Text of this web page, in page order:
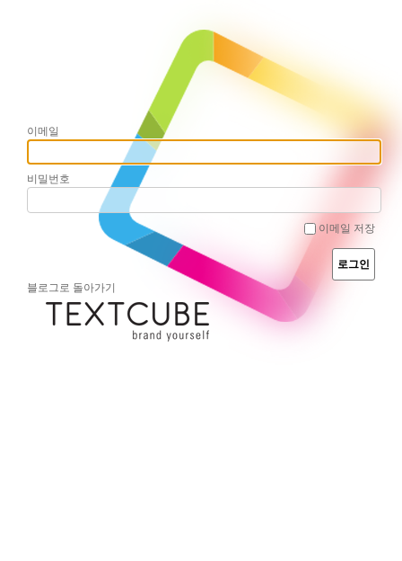
이메일
비밀번호
이메일 저장
블로그로 돌아가기